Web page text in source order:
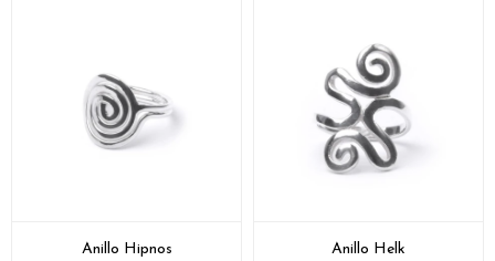
Anillo Hipnos Anillo Helk